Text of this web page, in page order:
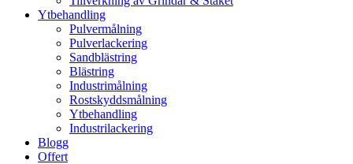
Ytbehandling
Pulvermålning
Pulverlackering
Sandblästring
Blästring
Industrimålning
Rostskyddsmålning
Ytbehandling
Industrilackering
Blogg
Offert